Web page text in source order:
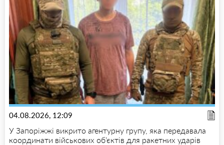
04.08.2026, 12:09
У Запоріжжі викрито агентурну групу, яка передавала
координати військових об’єктів для ракетних ударів